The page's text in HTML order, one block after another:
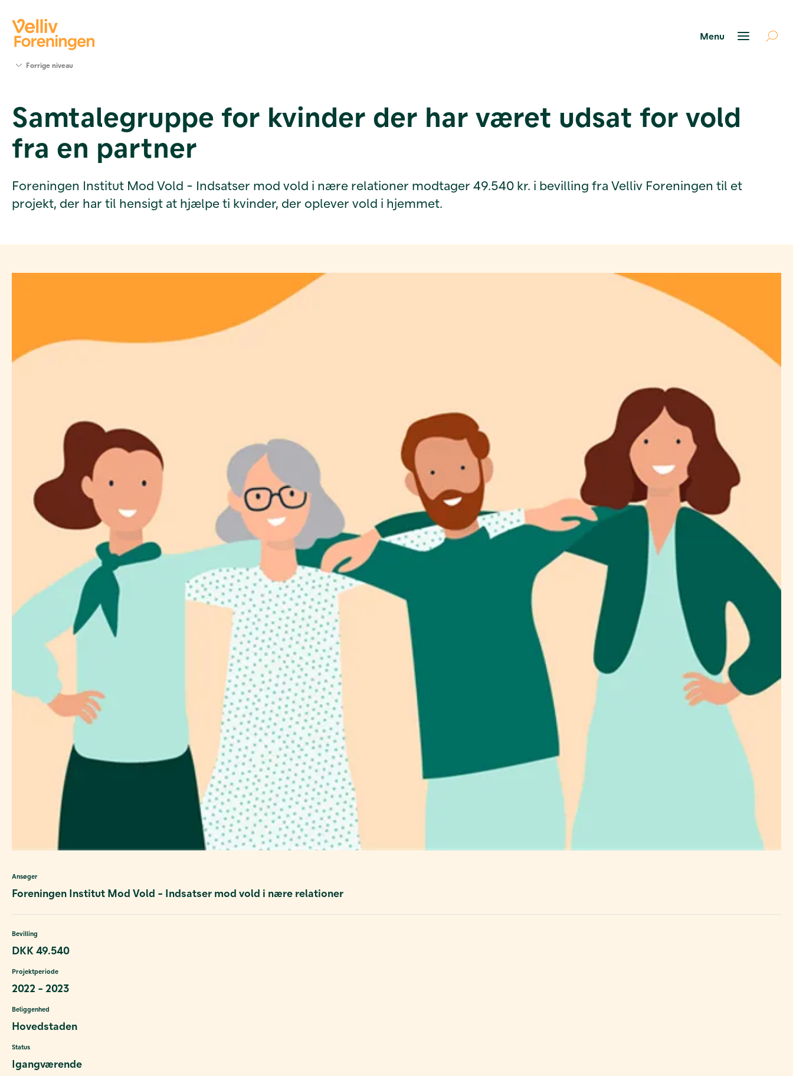
Værktøjer
og viden
Om Velliv
Foreningen
Forrige niveau
Samtalegruppe for kvinder der har været udsat for vold
fra en partner
Foreningen Institut Mod Vold - Indsatser mod vold i nære relationer modtager 49.540 kr. i bevilling fra Velliv Foreningen til et
projekt, der har til hensigt at hjælpe ti kvinder, der oplever vold i hjemmet.
Ansøger
Foreningen Institut Mod Vold - Indsatser mod vold i nære relationer
Bevilling
DKK 49.540
Projektperiode
2022 - 2023
Beliggenhed
Hovedstaden
Status
Igangværende